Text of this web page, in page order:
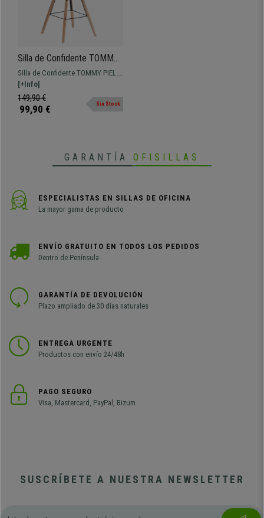
Silla de Confidente TOMMY
PIEL, Exclusivo Diseño,
Color Marrón
Silla de Confidente TOMMY PIEL.
Un modelo totalmente versátil y
adaptable a tus necesidades. ¡Te
encantará!
[+Info]
149,90 €
99,90 € Sin Stock
GARANTÍA OFISILLAS
ESPECIALISTAS EN SILLAS DE OFICINA
La mayor gama de producto
ENVÍO GRATUITO EN TODOS LOS PEDIDOS
Dentro de Península
GARANTÍA DE DEVOLUCIÓN
Plazo ampliado de 30 días naturales
ENTREGA URGENTE
Productos con envío 24/48h
PAGO SEGURO
Visa, Mastercard, PayPal, Bizum
SUSCRÍBETE A NUESTRA NEWSLETTER